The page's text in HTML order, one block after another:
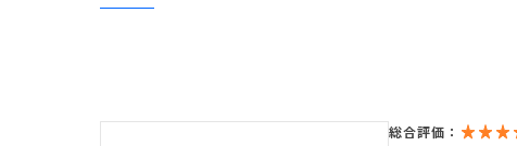
総合評価：